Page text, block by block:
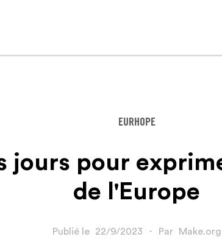
EURHOPE
jours pour
de l'Europe
Publié le 22/9/2023 ・ Par Make.org